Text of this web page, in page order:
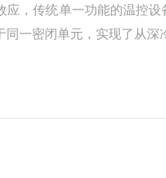
，传统单一功能的温控
一密闭单元，实现了从